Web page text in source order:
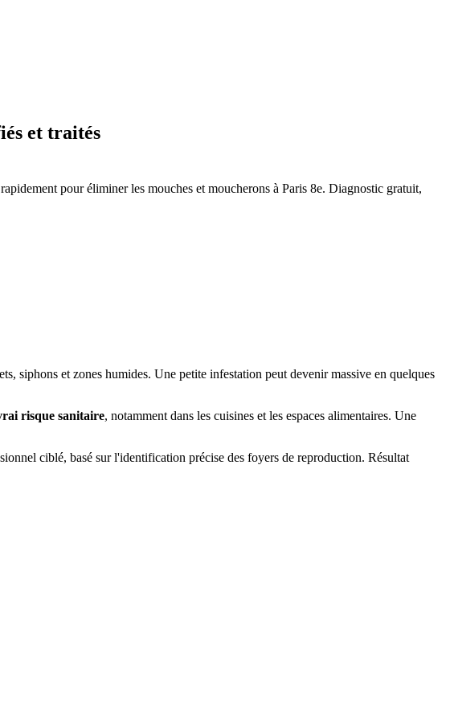
et traités
pour éliminer les mouches et moucherons à Paris 8e. Diagnostic gratuit,
siphons et zones humides. Une petite infestation peut devenir massive en quelques
risque sanitaire, notamment dans les cuisines et les espaces alimentaires. Une
ciblé, basé sur l'identification précise des foyers de reproduction. Résultat